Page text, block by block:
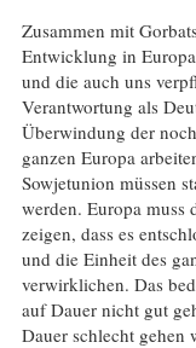
Zusammen mit
Entwicklung in
und die auch uns
Verantwortung als
Überwindung der
ganzen Europa
Sowjetunion müssen
werden. Europa muss
zeigen, dass es
und die Einheit des
verwirklichen. Das
auf Dauer nicht gut
Dauer schlecht gehen